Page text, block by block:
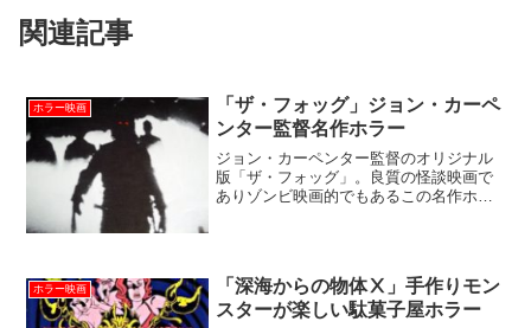
関連記事
ホラー映画
「ザ・フォッグ」ジョン・カーペ
ンター監督名作ホラー
ジョン・カーペンター監督のオリジナル
版「ザ・フォッグ」。良質の怪談映画で
ありゾンビ映画的でもあるこの名作ホラ
ホラー映画
「深海からの物体Ⅹ」手作りモン
スターが楽しい駄菓子屋ホラー